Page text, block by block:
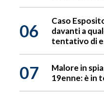
06
Caso
davanti a
tentativo di
07
Malore in
19enne: è in